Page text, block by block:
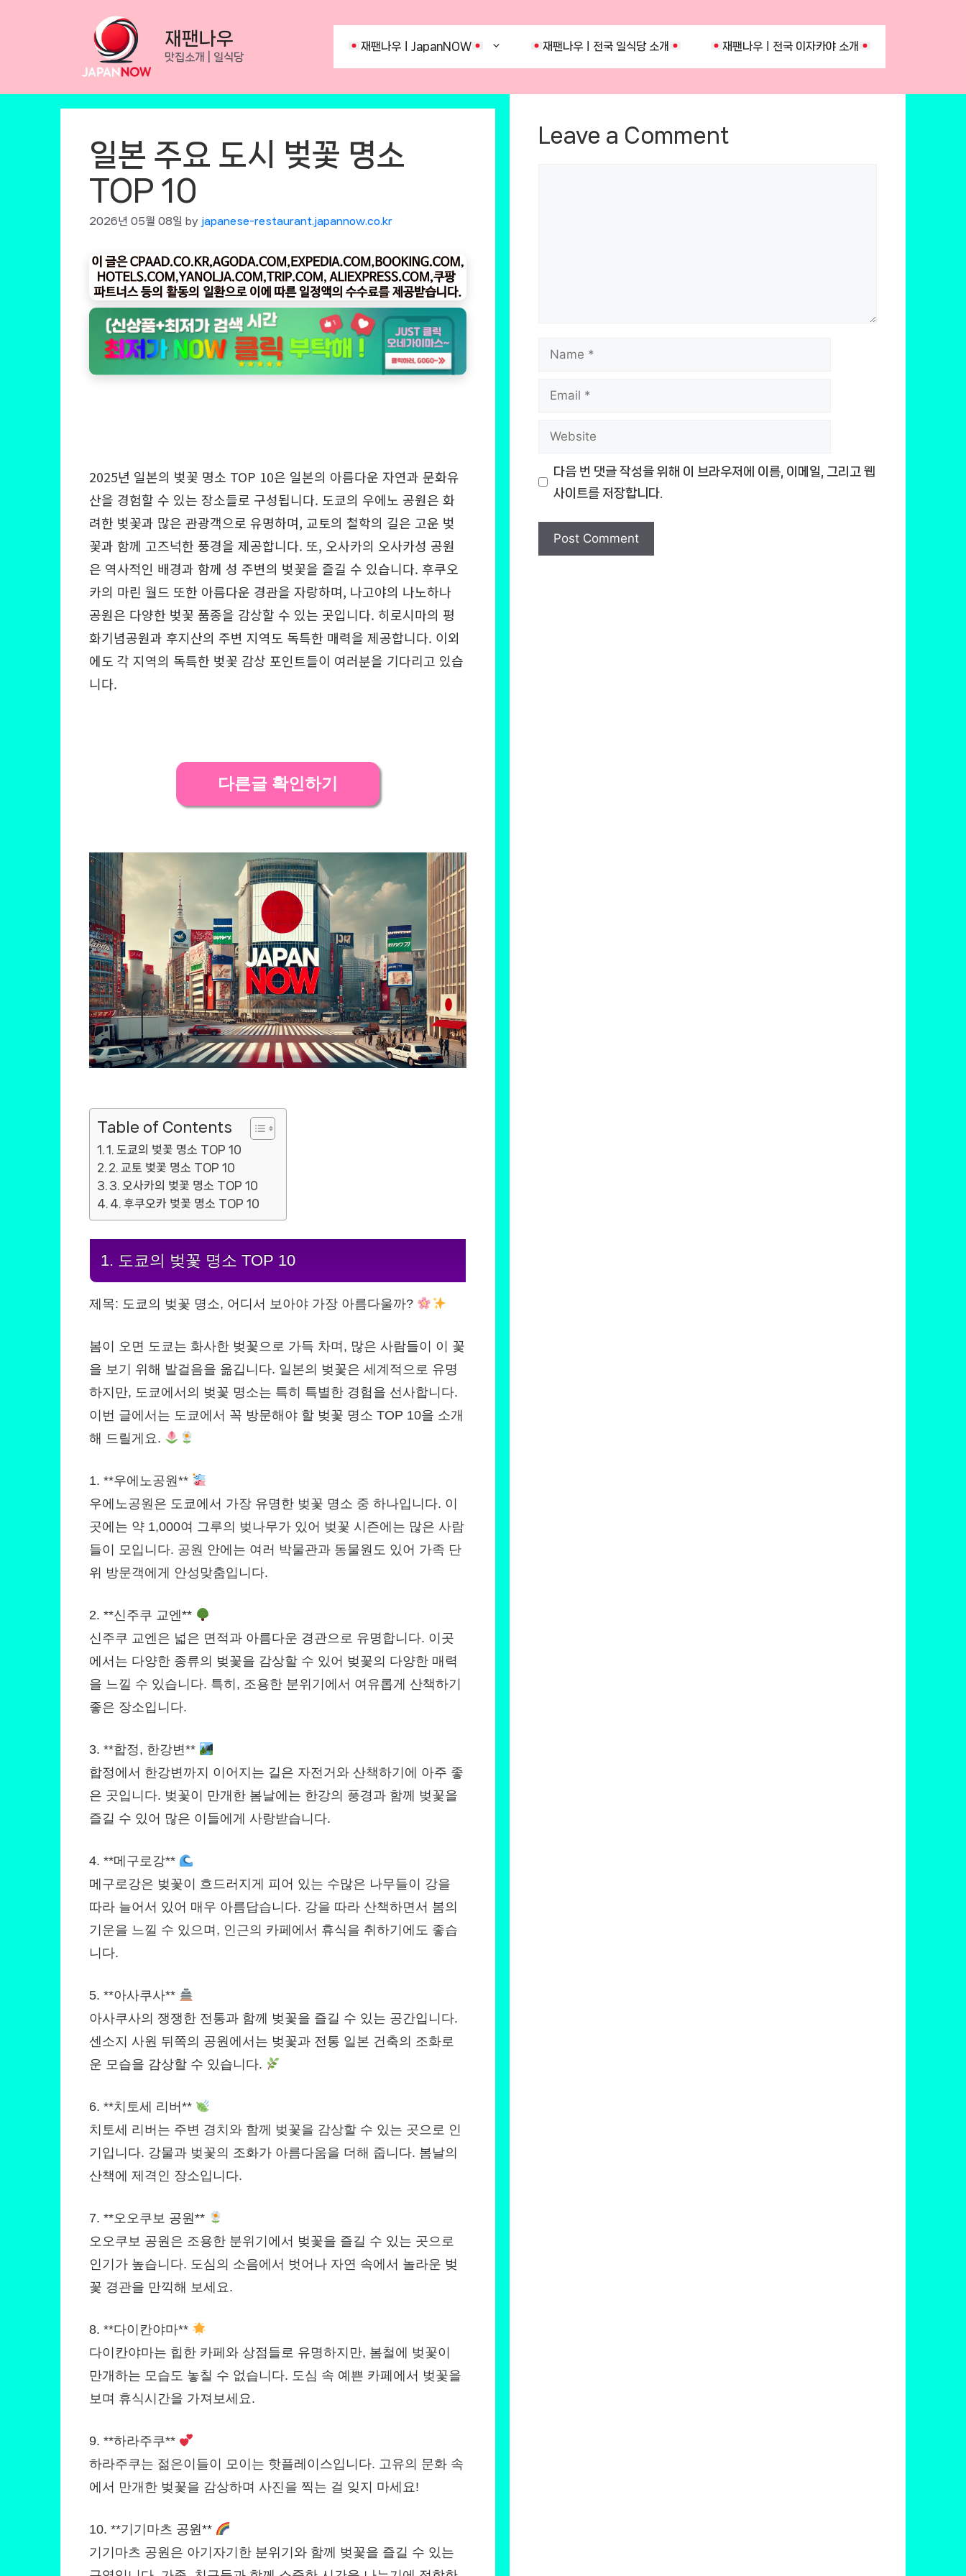
재팬나우
맛집소개 | 일식당
재팬나우ㅣJapanNOW 재팬나우ㅣ전국 일식당 소개 재팬나우ㅣ전국 이자카야 소개
일본 주요 도시 벚꽃 명소
TOP 10
2026년 05월 08일 by japanese-restaurant.japannow.co.kr
2025년 일본의 벚꽃 명소 TOP 10은 일본의 아름다운 자연과 문화유
산을 경험할 수 있는 장소들로 구성됩니다. 도쿄의 우에노 공원은 화
려한 벚꽃과 많은 관광객으로 유명하며, 교토의 철학의 길은 고운 벚
꽃과 함께 고즈넉한 풍경을 제공합니다. 또, 오사카의 오사카성 공원
은 역사적인 배경과 함께 성 주변의 벚꽃을 즐길 수 있습니다. 후쿠오
카의 마린 월드 또한 아름다운 경관을 자랑하며, 나고야의 나노하나
공원은 다양한 벚꽃 품종을 감상할 수 있는 곳입니다. 히로시마의 평
화기념공원과 후지산의 주변 지역도 독특한 매력을 제공합니다. 이외
에도 각 지역의 독특한 벚꽃 감상 포인트들이 여러분을 기다리고 있습
니다.
다른글 확인하기
Table of Contents
1. 도쿄의 벚꽃 명소 TOP 10
2. 교토 벚꽃 명소 TOP 10
3. 오사카의 벚꽃 명소 TOP 10
4. 후쿠오카 벚꽃 명소 TOP 10
1. 도쿄의 벚꽃 명소 TOP 10
제목: 도쿄의 벚꽃 명소, 어디서 보아야 가장 아름다울까?
봄이 오면 도쿄는 화사한 벚꽃으로 가득 차며, 많은 사람들이 이 꽃
을 보기 위해 발걸음을 옮깁니다. 일본의 벚꽃은 세계적으로 유명
하지만, 도쿄에서의 벚꽃 명소는 특히 특별한 경험을 선사합니다.
이번 글에서는 도쿄에서 꼭 방문해야 할 벚꽃 명소 TOP 10을 소개
해 드릴게요.
1. **우에노공원**
우에노공원은 도쿄에서 가장 유명한 벚꽃 명소 중 하나입니다. 이
곳에는 약 1,000여 그루의 벚나무가 있어 벚꽃 시즌에는 많은 사람
들이 모입니다. 공원 안에는 여러 박물관과 동물원도 있어 가족 단
위 방문객에게 안성맞춤입니다.
2. **신주쿠 교엔**
신주쿠 교엔은 넓은 면적과 아름다운 경관으로 유명합니다. 이곳
에서는 다양한 종류의 벚꽃을 감상할 수 있어 벚꽃의 다양한 매력
을 느낄 수 있습니다. 특히, 조용한 분위기에서 여유롭게 산책하기
좋은 장소입니다.
3. **합정, 한강변**
합정에서 한강변까지 이어지는 길은 자전거와 산책하기에 아주 좋
은 곳입니다. 벚꽃이 만개한 봄날에는 한강의 풍경과 함께 벚꽃을
즐길 수 있어 많은 이들에게 사랑받습니다.
4. **메구로강**
메구로강은 벚꽃이 흐드러지게 피어 있는 수많은 나무들이 강을
따라 늘어서 있어 매우 아름답습니다. 강을 따라 산책하면서 봄의
기운을 느낄 수 있으며, 인근의 카페에서 휴식을 취하기에도 좋습
니다.
5. **아사쿠사**
아사쿠사의 쟁쟁한 전통과 함께 벚꽃을 즐길 수 있는 공간입니다.
센소지 사원 뒤쪽의 공원에서는 벚꽃과 전통 일본 건축의 조화로
운 모습을 감상할 수 있습니다.
6. **치토세 리버**
치토세 리버는 주변 경치와 함께 벚꽃을 감상할 수 있는 곳으로 인
기입니다. 강물과 벚꽃의 조화가 아름다움을 더해 줍니다. 봄날의
산책에 제격인 장소입니다.
7. **오오쿠보 공원**
오오쿠보 공원은 조용한 분위기에서 벚꽃을 즐길 수 있는 곳으로
인기가 높습니다. 도심의 소음에서 벗어나 자연 속에서 놀라운 벚
꽃 경관을 만끽해 보세요.
8. **다이칸야마**
다이칸야마는 힙한 카페와 상점들로 유명하지만, 봄철에 벚꽃이
만개하는 모습도 놓칠 수 없습니다. 도심 속 예쁜 카페에서 벚꽃을
보며 휴식시간을 가져보세요.
9. **하라주쿠**
하라주쿠는 젊은이들이 모이는 핫플레이스입니다. 고유의 문화 속
에서 만개한 벚꽃을 감상하며 사진을 찍는 걸 잊지 마세요!
10. **기기마츠 공원**
기기마츠 공원은 아기자기한 분위기와 함께 벚꽃을 즐길 수 있는
Leave a Comment
Name
Email
Website
다음 번 댓글 작성을 위해 이 브라우저에 이름, 이메일, 그리고 웹
사이트를 저장합니다.